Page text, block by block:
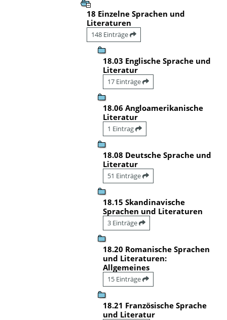
18 Einzelne Sprachen und
Literaturen
148 Einträge
18.03 Englische Sprache und
Literatur
17 Einträge
18.06 Angloamerikanische
Literatur
1 Eintrag
18.08 Deutsche Sprache und
Literatur
51 Einträge
18.15 Skandinavische
Sprachen und Literaturen
3 Einträge
18.20 Romanische Sprachen
und Literaturen:
Allgemeines
15 Einträge
18.21 Französische Sprache
und Literatur